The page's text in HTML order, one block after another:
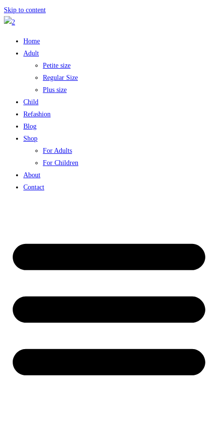
Skip to content
Home
Adult
Petite size
Regular Size
Plus size
Child
Refashion
Blog
Shop
For Adults
For Children
About
Contact